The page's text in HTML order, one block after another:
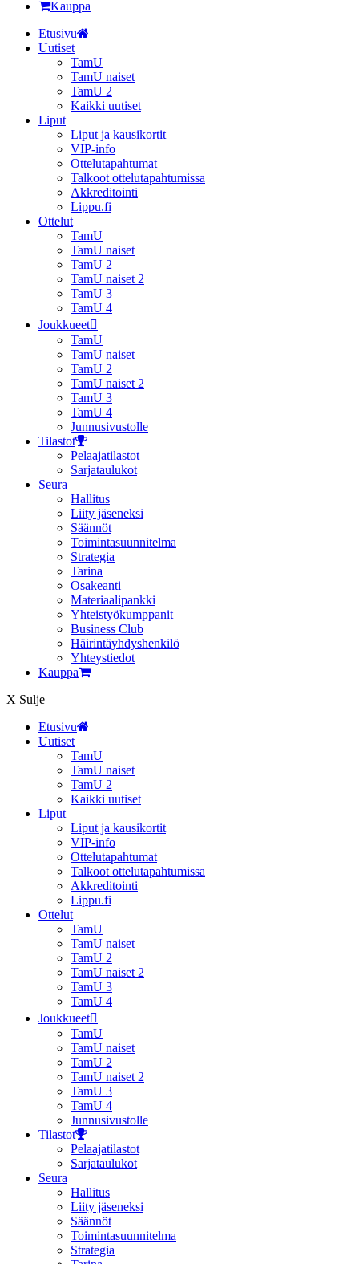
Kauppa
Etusivu
Uutiset
TamU
TamU naiset
TamU 2
Kaikki uutiset
Liput
Liput ja kausikortit
VIP-info
Ottelutapahtumat
Talkoot ottelutapahtumissa
Akkreditointi
Lippu.fi
Ottelut
TamU
TamU naiset
TamU 2
TamU naiset 2
TamU 3
TamU 4
Joukkueet
TamU
TamU naiset
TamU 2
TamU naiset 2
TamU 3
TamU 4
Junnusivustolle
Tilastot
Pelaajatilastot
Sarjataulukot
Seura
Hallitus
Liity jäseneksi
Säännöt
Toimintasuunnitelma
Strategia
Tarina
Osakeanti
Materiaalipankki
Yhteistyö­kumppanit
Business Club
Häirintä­yhdyshenkilö
Yhteystiedot
Kauppa
X Sulje
Etusivu
Uutiset
TamU
TamU naiset
TamU 2
Kaikki uutiset
Liput
Liput ja kausikortit
VIP-info
Ottelutapahtumat
Talkoot ottelutapahtumissa
Akkreditointi
Lippu.fi
Ottelut
TamU
TamU naiset
TamU 2
TamU naiset 2
TamU 3
TamU 4
Joukkueet
TamU
TamU naiset
TamU 2
TamU naiset 2
TamU 3
TamU 4
Junnusivustolle
Tilastot
Pelaajatilastot
Sarjataulukot
Seura
Hallitus
Liity jäseneksi
Säännöt
Toimintasuunnitelma
Strategia